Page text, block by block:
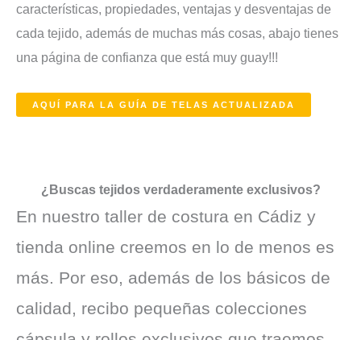
características, propiedades, ventajas y desventajas de
cada tejido, además de muchas más cosas, abajo tienes
una página de confianza que está muy guay!!!
AQUÍ PARA LA GUÍA DE TELAS ACTUALIZADA
¿Buscas tejidos verdaderamente exclusivos?
En nuestro taller de costura en Cádiz y
tienda online creemos en lo de menos es
más. Por eso, además de los básicos de
calidad, recibo pequeñas colecciones